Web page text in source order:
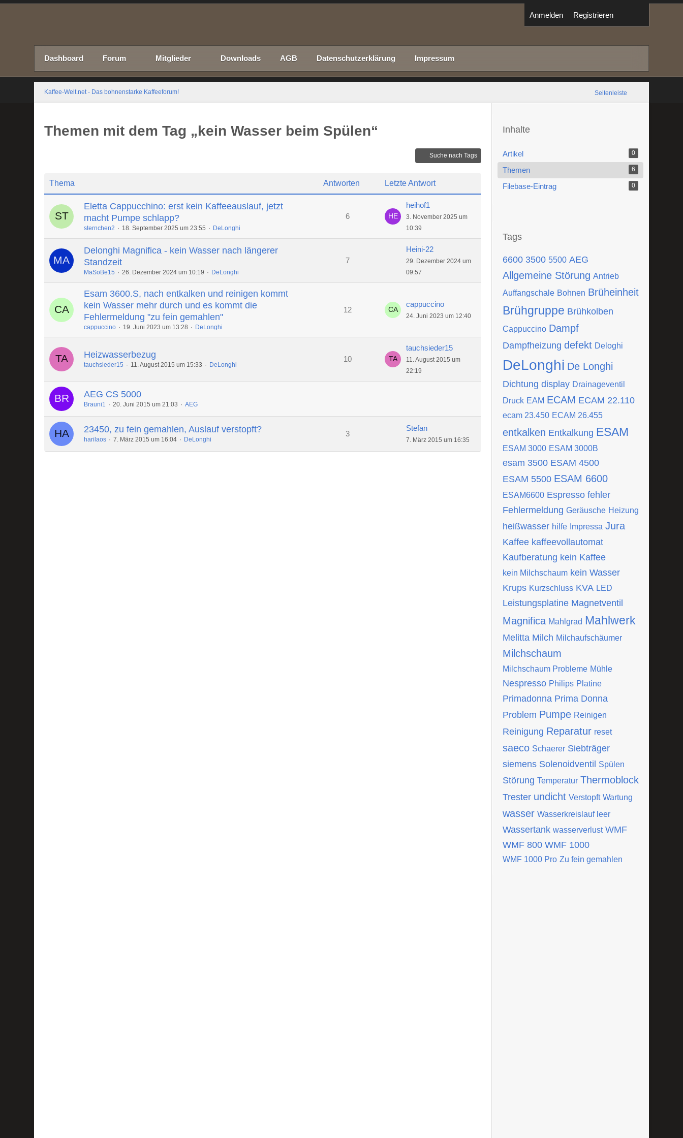
Anmelden Registrieren
Dashboard Forum Mitglieder Downloads AGB Datenschutzerklärung Impressum
Kaffee-Welt.net - Das bohnenstarke Kaffeeforum! Seitenleiste
Themen mit dem Tag „kein Wasser beim Spülen“
Suche nach Tags
Thema Antworten Letzte Antwort
Eletta Cappucchino: erst kein Kaffeeauslauf, jetzt
macht Pumpe schlapp?
sternchen2 18. September 2025 um 23:55 DeLonghi
6
heihof1
3. November 2025 um
10:39
Delonghi Magnifica - kein Wasser nach längerer
Standzeit
MaSoBe15 26. Dezember 2024 um 10:19 DeLonghi
7
Heini-22
29. Dezember 2024 um
09:57
Esam 3600.S, nach entkalken und reinigen kommt
kein Wasser mehr durch und es kommt die
Fehlermeldung "zu fein gemahlen"
cappuccino 19. Juni 2023 um 13:28 DeLonghi
12
cappuccino
24. Juni 2023 um 12:40
Heizwasserbezug
tauchsieder15 11. August 2015 um 15:33 DeLonghi
10
tauchsieder15
11. August 2015 um
22:19
AEG CS 5000
Brauni1 20. Juni 2015 um 21:03 AEG
23450, zu fein gemahlen, Auslauf verstopft?
harilaos 7. März 2015 um 16:04 DeLonghi
3
Stefan
7. März 2015 um 16:35
Inhalte
Artikel 0
Themen 6
Filebase-Eintrag 0
Tags
6600 3500 5500 AEG
Allgemeine Störung Antrieb
Auffangschale Bohnen Brüheinheit
Brühgruppe Brühkolben
Cappuccino Dampf
Dampfheizung defekt Deloghi
DeLonghi De Longhi
Dichtung display Drainageventil
Druck EAM ECAM ECAM 22.110
ecam 23.450 ECAM 26.455
entkalken Entkalkung ESAM
ESAM 3000 ESAM 3000B
esam 3500 ESAM 4500
ESAM 5500 ESAM 6600
ESAM6600 Espresso fehler
Fehlermeldung Geräusche Heizung
heißwasser hilfe Impressa Jura
Kaffee kaffeevollautomat
Kaufberatung kein Kaffee
kein Milchschaum kein Wasser
Krups Kurzschluss KVA LED
Leistungsplatine Magnetventil
Magnifica Mahlgrad Mahlwerk
Melitta Milch Milchaufschäumer
Milchschaum
Milchschaum Probleme Mühle
Nespresso Philips Platine
Primadonna Prima Donna
Problem Pumpe Reinigen
Reinigung Reparatur reset
saeco Schaerer Siebträger
siemens Solenoidventil Spülen
Störung Temperatur Thermoblock
Trester undicht Verstopft Wartung
wasser Wasserkreislauf leer
Wassertank wasserverlust WMF
WMF 800 WMF 1000
WMF 1000 Pro Zu fein gemahlen